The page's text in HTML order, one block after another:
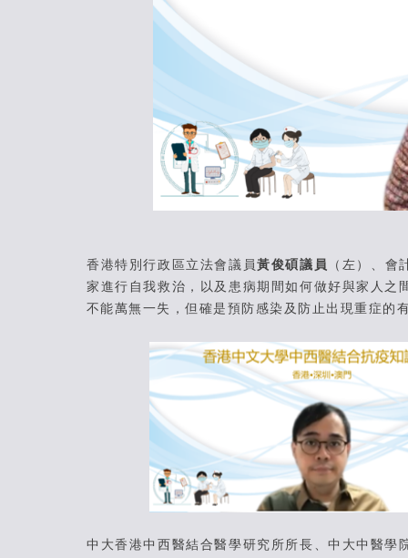
香港特別行政區立法會議員黃俊碩議員
（左）、會
家進行自我救治，以及患病期間如何做好與家人
不能萬無一失，但確是預防感染及防止出現重症的
中大香港中西醫結合醫學研究所所長、中大中醫學